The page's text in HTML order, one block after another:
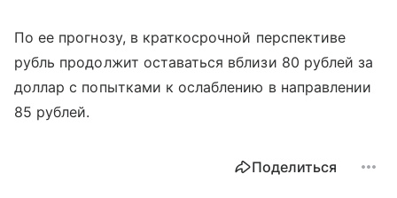
По ее прогнозу, в краткосрочной перспективе
рубль продолжит оставаться вблизи 80 рублей за
доллар с попытками к ослаблению в направлении
85 рублей.
Поделиться